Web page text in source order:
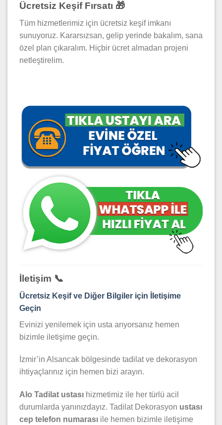
Ücretsiz Keşif Fırsatı 🎁
Tüm hizmetlerimiz için ücretsiz keşif imkanı
sunuyoruz. Kararsızsan, gelip yerinde bakalım, sana
özel plan çıkaralım. Hiçbir ücret almadan projeni
netleştirelim.
İletişim 📞
Ücretsiz Keşif ve Diğer Bilgiler için İletişime
Geçin
Evinizi yenilemek için usta arıyorsanız hemen
bizimle iletişime geçin.
İzmir’in Alsancak bölgesinde tadilat ve dekorasyon
ihtiyaçlarınız için hemen bizi arayın.
Alo Tadilat ustası hizmetimiz ile her türlü acil
durumlarda yanınızdayız. Tadilat Dekorasyon ustası
cep telefon numarası ile hemen bizimle iletişime